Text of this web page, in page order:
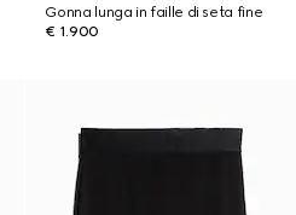
Gonna lunga in faille di seta fine
€ 1.900